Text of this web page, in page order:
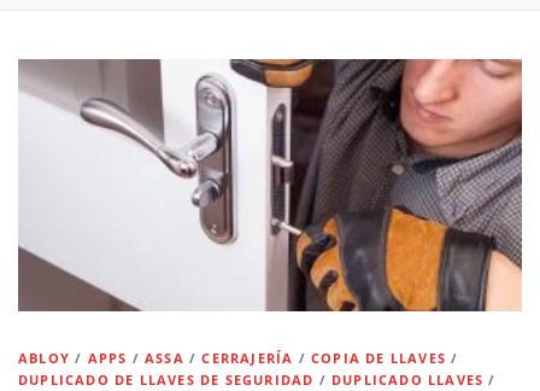
ABLOY / APPS /ASSA /CERRAJERÍA /COPIA DE LLAVES /
DUPLICADO DE LLAVES DE SEGURIDAD / DUPLICADO LLAVES /